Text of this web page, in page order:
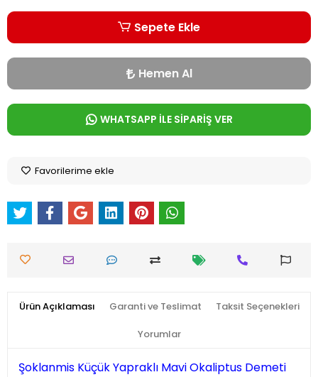
Sepete Ekle
Hemen Al
WHATSAPP İLE SİPARİŞ VER
Favorilerime ekle
Ürün Açıklaması Garanti ve Teslimat Taksit Seçenekleri
Yorumlar
Şoklanmis Küçük Yapraklı Mavi Okaliptus Demeti